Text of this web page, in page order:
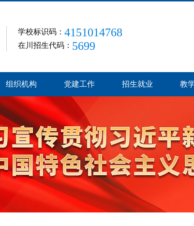
学校标识码： 4151014768
在川招生代码： 5699
组织机构 党建工作 招生就业 教